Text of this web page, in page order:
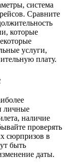
система
Сравните
которые
услуги,
плату.
личные
наличие
проверять
сюрпризов в
быть
даты.